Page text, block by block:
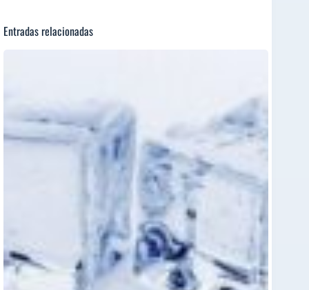
Entradas relacionadas